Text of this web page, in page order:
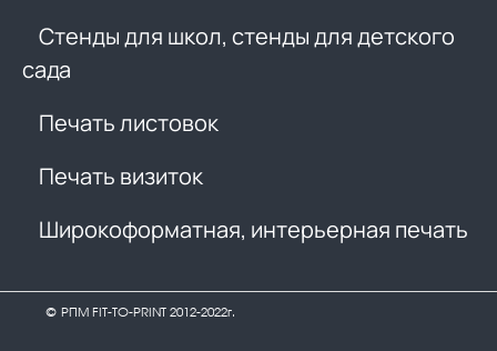
Стенды для школ, стенды для детского
сада
Печать листовок
Печать визиток
Широкоформатная, интерьерная печать
© РПМ FIT-TO-PRINT 2012-2022г.